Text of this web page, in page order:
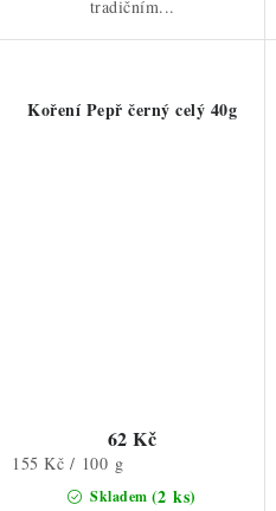
tradičním...
Koření Pepř černý celý 40g
Skladem (2 ks)
62 Kč
Měrná
155 Kč / 100 g